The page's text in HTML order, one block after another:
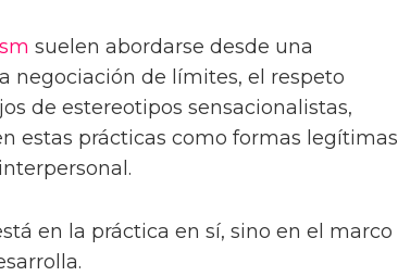
suelen abordarse desde una
negociación de límites, el respeto
de estereotipos sensacionalistas,
estas prácticas como formas legítimas
en la práctica en sí, sino en el marco